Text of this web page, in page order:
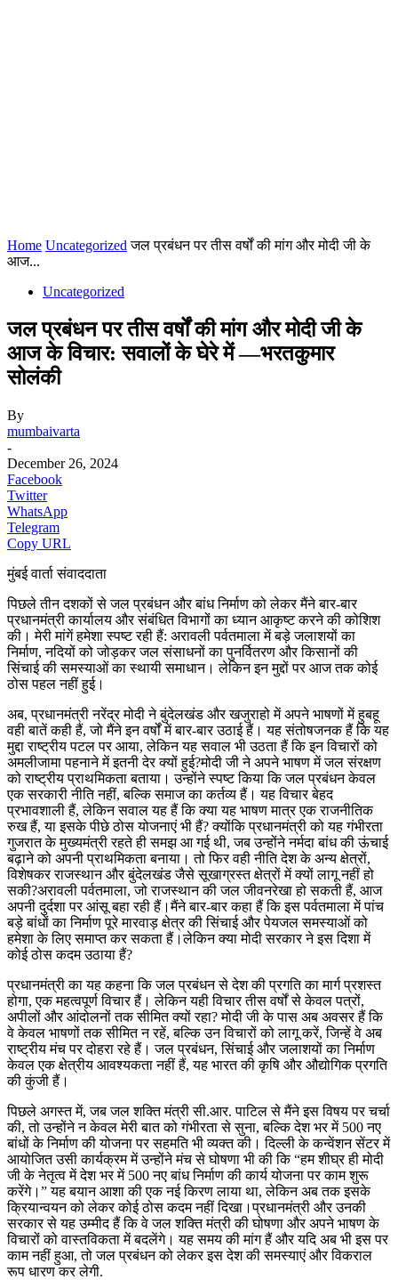
Home Uncategorized जल प्रबंधन पर तीस वर्षों की मांग और मोदी जी के
आज...
Uncategorized
जल प्रबंधन पर तीस वर्षों की मांग और मोदी जी के
आज के विचार: सवालों के घेरे में —भरतकुमार
सोलंकी
By
mumbaivarta
-
December 26, 2024
Facebook
Twitter
WhatsApp
Telegram
Copy URL
मुंबई वार्ता संवाददाता
पिछले तीन दशकों से जल प्रबंधन और बांध निर्माण को लेकर मैंने बार-बार
प्रधानमंत्री कार्यालय और संबंधित विभागों का ध्यान आकृष्ट करने की कोशिश
की। मेरी मांगें हमेशा स्पष्ट रही हैं: अरावली पर्वतमाला में बड़े जलाशयों का
निर्माण, नदियों को जोड़कर जल संसाधनों का पुनर्वितरण और किसानों की
सिंचाई की समस्याओं का स्थायी समाधान। लेकिन इन मुद्दों पर आज तक कोई
ठोस पहल नहीं हुई।
अब, प्रधानमंत्री नरेंद्र मोदी ने बुंदेलखंड और खजुराहो में अपने भाषणों में हुबहू
वही बातें कही हैं, जो मैंने इन वर्षों में बार-बार उठाई हैं। यह संतोषजनक हैं कि यह
मुद्दा राष्ट्रीय पटल पर आया, लेकिन यह सवाल भी उठता हैं कि इन विचारों को
अमलीजामा पहनाने में इतनी देर क्यों हुई?मोदी जी ने अपने भाषण में जल संरक्षण
को राष्ट्रीय प्राथमिकता बताया। उन्होंने स्पष्ट किया कि जल प्रबंधन केवल
एक सरकारी नीति नहीं, बल्कि समाज का कर्तव्य हैं। यह विचार बेहद
प्रभावशाली हैं, लेकिन सवाल यह हैं कि क्या यह भाषण मात्र एक राजनीतिक
रुख हैं, या इसके पीछे ठोस योजनाएं भी हैं? क्योंकि प्रधानमंत्री को यह गंभीरता
गुजरात के मुख्यमंत्री रहते ही समझ आ गई थी, जब उन्होंने नर्मदा बांध की ऊंचाई
बढ़ाने को अपनी प्राथमिकता बनाया। तो फिर वही नीति देश के अन्य क्षेत्रों,
विशेषकर राजस्थान और बुंदेलखंड जैसे सूखाग्रस्त क्षेत्रों में क्यों लागू नहीं हो
सकी?अरावली पर्वतमाला, जो राजस्थान की जल जीवनरेखा हो सकती हैं, आज
अपनी दुर्दशा पर आंसू बहा रही हैं।मैंने बार-बार कहा हैं कि इस पर्वतमाला में पांच
बड़े बांधों का निर्माण पूरे मारवाड़ क्षेत्र की सिंचाई और पेयजल समस्याओं को
हमेशा के लिए समाप्त कर सकता हैं।लेकिन क्या मोदी सरकार ने इस दिशा में
कोई ठोस कदम उठाया हैं?
प्रधानमंत्री का यह कहना कि जल प्रबंधन से देश की प्रगति का मार्ग प्रशस्त
होगा, एक महत्वपूर्ण विचार हैं। लेकिन यही विचार तीस वर्षों से केवल पत्रों,
अपीलों और आंदोलनों तक सीमित क्यों रहा? मोदी जी के पास अब अवसर हैं कि
वे केवल भाषणों तक सीमित न रहें, बल्कि उन विचारों को लागू करें, जिन्हें वे अब
राष्ट्रीय मंच पर दोहरा रहे हैं। जल प्रबंधन, सिंचाई और जलाशयों का निर्माण
केवल एक क्षेत्रीय आवश्यकता नहीं हैं, यह भारत की कृषि और औद्योगिक प्रगति
की कुंजी हैं।
पिछले अगस्त में, जब जल शक्ति मंत्री सी.आर. पाटिल से मैंने इस विषय पर चर्चा
की, तो उन्होंने न केवल मेरी बात को गंभीरता से सुना, बल्कि देश भर में 500 नए
बांधों के निर्माण की योजना पर सहमति भी व्यक्त की। दिल्ली के कन्वेंशन सेंटर में
आयोजित उसी कार्यक्रम में उन्होंने मंच से घोषणा भी की कि “हम शीघ्र ही मोदी
जी के नेतृत्व में देश भर में 500 नए बांध निर्माण की कार्य योजना पर काम शुरू
करेंगे।” यह बयान आशा की एक नई किरण लाया था, लेकिन अब तक इसके
क्रियान्वयन को लेकर कोई ठोस कदम नहीं दिखा।प्रधानमंत्री और उनकी
सरकार से यह उम्मीद हैं कि वे जल शक्ति मंत्री की घोषणा और अपने भाषण के
विचारों को वास्तविकता में बदलेंगे। यह समय की मांग हैं और यदि अब भी इस पर
काम नहीं हुआ, तो जल प्रबंधन को लेकर इस देश की समस्याएं और विकराल
रूप धारण कर लेगी.